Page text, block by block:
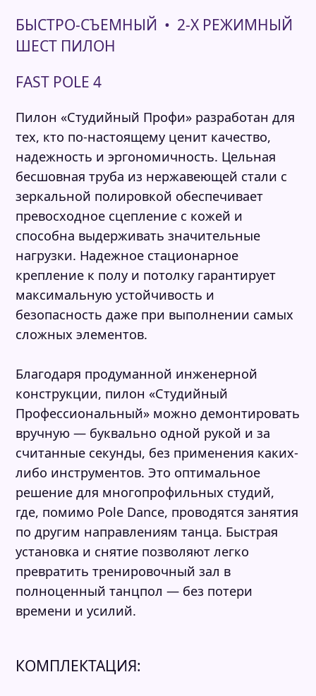
БЫСТРО-СЪЕМНЫЙ • 2‑X РЕЖИМНЫЙ
ШЕСТ ПИЛОН
FAST POLE 4
Пилон «Студийный Профи» разработан для
тех, кто по-настоящему ценит качество,
надежность и эргономичность. Цельная
бесшовная труба из нержавеющей стали с
зеркальной полировкой обеспечивает
превосходное сцепление с кожей и
способна выдерживать значительные
нагрузки. Надежное стационарное
крепление к полу и потолку гарантирует
максимальную устойчивость и
безопасность даже при выполнении самых
сложных элементов.
Благодаря продуманной инженерной
конструкции, пилон «Студийный
Профессиональный» можно демонтировать
вручную — буквально одной рукой и за
считанные секунды, без применения каких-
либо инструментов. Это оптимальное
решение для многопрофильных студий,
где, помимо Pole Dance, проводятся занятия
по другим направлениям танца. Быстрая
установка и снятие позволяют легко
превратить тренировочный зал в
полноценный танцпол — без потери
времени и усилий.
КОМПЛЕКТАЦИЯ: